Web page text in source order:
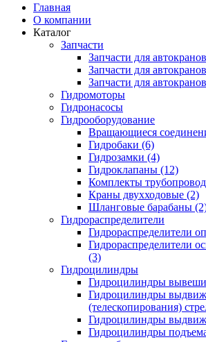
Главная
О компании
Каталог
Запчасти
Запчасти для
Запчасти для
Запчасти для
Гидромоторы
Гидронасосы
Гидрооборудование
Вращающиеся
Гидробаки (6)
Гидрозамки (4)
Гидроклапаны (12)
Комплекты
Краны двухходовые (2)
Шланговые барабаны
Гидрораспределители
Гидрораспределители
Гидрораспределители
(3)
Гидроцилиндры
Гидроцилиндры
Гидроцилиндры
(телескопирования)
Гидроцилиндры
Гидроцилиндры